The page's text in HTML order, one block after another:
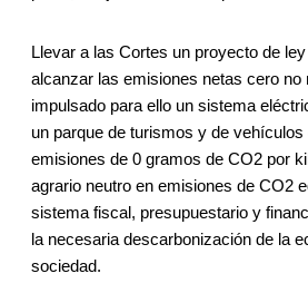
Llevar a las Cortes un proyecto de
alcanzar las emisiones netas cero no
impulsado para ello un sistema
un parque de turismos y de
emisiones de 0 gramos de CO2 por
agrario neutro en emisiones de CO2
sistema fiscal, presupuestario y
la necesaria descarbonización de la
sociedad.